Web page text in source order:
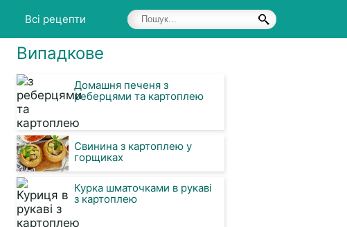
Всі рецепти
Випадкове
Домашня печеня з
реберцями та картоплею
Свинина з картоплею у
горщиках
Курка шматочками в рукаві
з картоплею